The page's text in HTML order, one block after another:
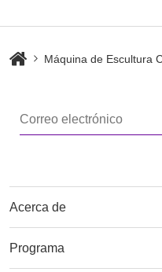
Máquina de Escultura
Acerca de
Programa